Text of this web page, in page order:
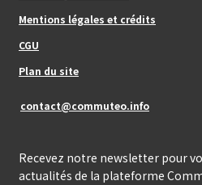
Mentions légales et crédits
CGU
Plan du site
contact@commuteo.info
Recevez notre newsletter pour
actualités de la plateforme